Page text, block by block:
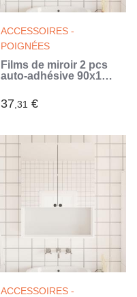
ACCESSOIRES -
POIGNÉES
Films de miroir 2 pcs
auto-adhésive 90x150
37,31 €
ACCESSOIRES -